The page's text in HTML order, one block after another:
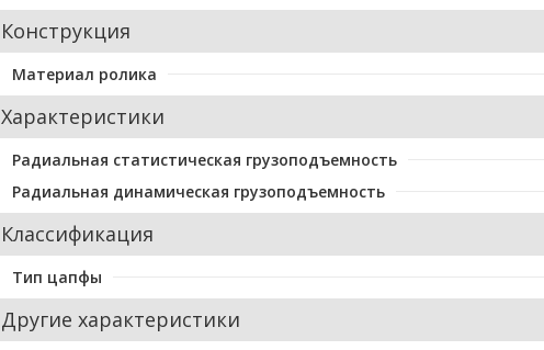
Конструкция
Материал ролика
Характеристики
Радиальная статистическая грузоподъемность
Радиальная динамическая грузоподъемность
Классификация
Тип цапфы
Другие характеристики